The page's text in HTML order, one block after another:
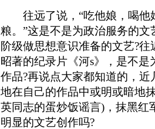
往远了说，“吃他娘，喝他
粮。”这是不是为政治服务的
阶级做思想意识准备的文艺?
昭著的纪录片《河s》，是不
作品?再说点大家都知道的，
地在自己的作品中或明或暗地
英同志的蛋炒饭谣言)，抹黑红
明显的文艺创作吗?